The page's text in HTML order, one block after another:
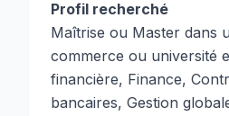
Profil recherché
Maîtrise ou Master dans
commerce ou université
financière, Finance,
bancaires, Gestion